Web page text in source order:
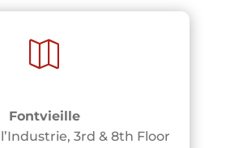

Fontvieille
3rd & 8th Floor